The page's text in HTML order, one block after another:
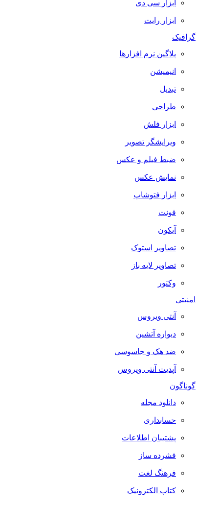
ابزار سی دی
ابزار رایت
گرافیک
پلاگین نرم افزارها
انیمیشن
تبدیل
طراحی
ابزار فلش
ویرایشگر تصویر
ضبط فيلم و عكس
نمایش عکس
ابزار فتوشاپ
فونت
آیکون
تصاویر استوک
تصاویر لایه باز
وکتور
امنیتی
آنتی ویروس
دیواره آتشین
ضد هک و جاسوسی
آپدیت آنتی ویروس
گوناگون
دانلود مجله
حسابداری
پشتیبان اطلاعات
فشرده ساز
فرهنگ لغت
کتاب الکترونیک